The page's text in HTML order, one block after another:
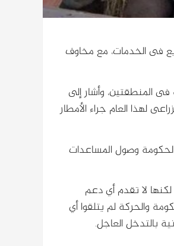
فى الخدمات، مع مخاوف
المنطقتين، وأشار إلى
لهذا العام جراء الأمطار
وصول المساعدات
لا تقدم أي دعم
والحركة لم يتلقوا أي
بالتدخل العاجل.